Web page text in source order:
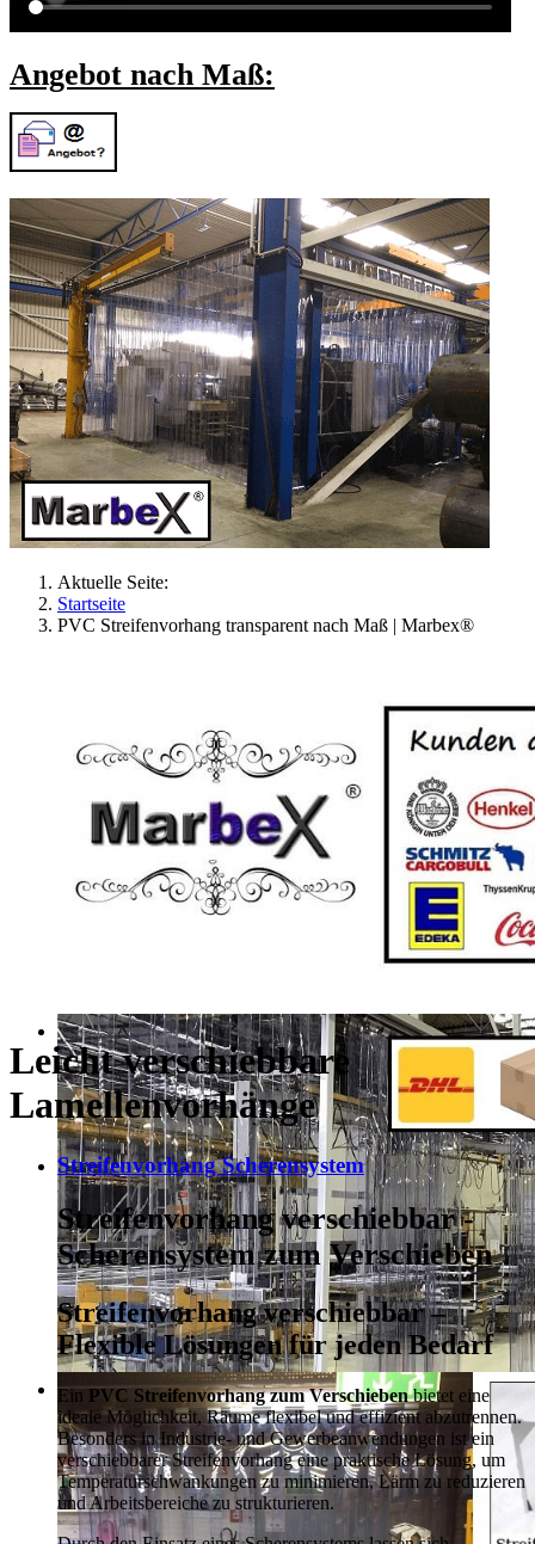
Angebot nach Maß:
Aktuelle Seite:
Startseite
PVC Streifenvorhang transparent nach Maß | Marbex®
Leicht verschiebbare
Lamellenvorhänge
Streifenvorhang Scherensystem
Streifenvorhang verschiebbar -
Scherensystem zum Verschieben
Streifenvorhang verschiebbar –
Flexible Lösungen für jeden Bedarf
Ein PVC Streifenvorhang zum Verschiebenbietet eine
ideale Möglichkeit, Räume flexibel und effizient abzutrennen.
Besonders in Industrie- und Gewerbeanwendungen ist ein
verschiebbarer Streifenvorhang eine praktische Lösung, um
Temperaturschwankungen zu minimieren, Lärm zu reduzieren
und Arbeitsbereiche zu strukturieren.